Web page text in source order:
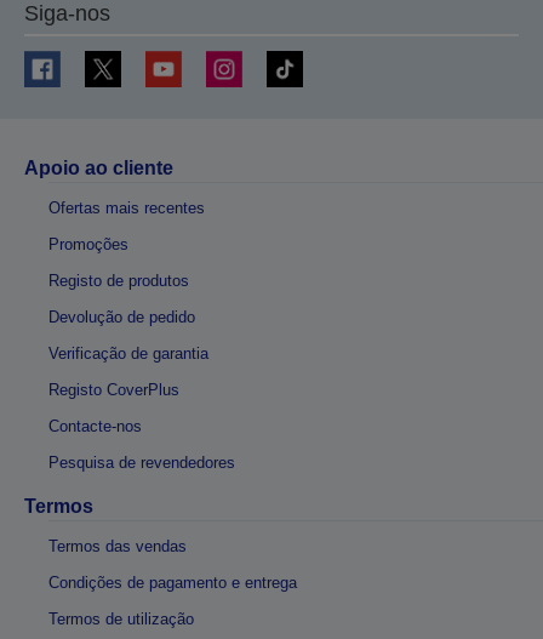
Siga-nos
Apoio ao cliente
Ofertas mais recentes
Promoções
Registo de produtos
Devolução de pedido
Verificação de garantia
Registo CoverPlus
Contacte-nos
Pesquisa de revendedores
Termos
Termos das vendas
Condições de pagamento e entrega
Termos de utilização